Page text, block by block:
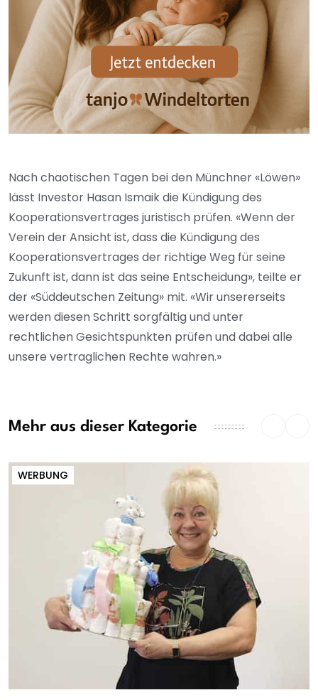
Nach chaotischen Tagen bei den Münchner «Löwen»
lässt Investor Hasan Ismaik die Kündigung des
Kooperationsvertrages juristisch prüfen. «Wenn der
Verein der Ansicht ist, dass die Kündigung des
Kooperationsvertrages der richtige Weg für seine
Zukunft ist, dann ist das seine Entscheidung», teilte er
der «Süddeutschen Zeitung» mit. «Wir unsererseits
werden diesen Schritt sorgfältig und unter
rechtlichen Gesichtspunkten prüfen und dabei alle
unsere vertraglichen Rechte wahren.»
Mehr aus dieser Kategorie
WERBUNG